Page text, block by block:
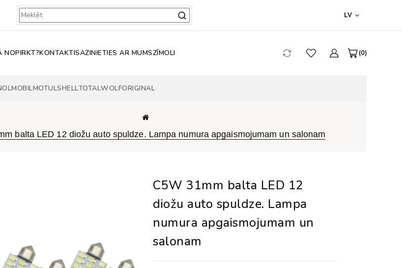
LV
NOPIRKT?KONTAKTISAZINIETIES AR MUMSZĪMOLI 0
MOBILMOTULSHELLTOTALWOLFORIGINAL
balta LED 12 diožu auto spuldze. Lampa numura apgaismojumam un salonam
C5W 31mm balta LED 12
diožu auto spuldze. Lampa
numura apgaismojumam un
salonam